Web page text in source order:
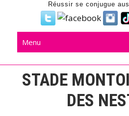
Réussir se conjugue
Menu
STADE
DES